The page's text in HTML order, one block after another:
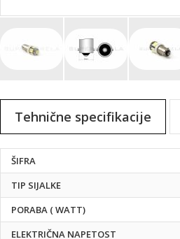
na
začetekTehnične specifikacije
Tehnične
specifikacije
ŠIFRA
TIP SIJALKE
PORABA ( WATT)
ELEKTRIČNA NAPETOST